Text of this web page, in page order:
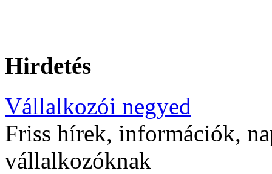
Hirdetés
Vállalkozói negyed
Friss hírek, információk,
vállalkozóknak